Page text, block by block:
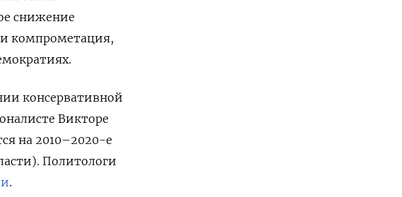
снижение
и компрометация,
консервативной
Викторе
на 2010–2020-е
Политологи
.